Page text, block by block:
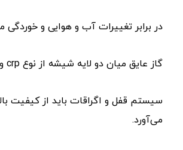
در برابر تغییرات آب و هوایی و خوردگی
گاز عایق میان دو لایه شیشه از نوع crp و آرگون است که نقش موثری را در عایق‌بندی حرارتی دارد..
سیستم قفل و اگراقات باید از کیفیت
می‌آورد.